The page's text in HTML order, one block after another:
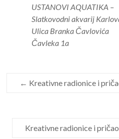
USTANOVI AQUATIKA –
Slatkovodni akvarij
Ulica Branka Čavlovića
Čavleka 1a
← Kreativne radionice i
Kreativne radionice i